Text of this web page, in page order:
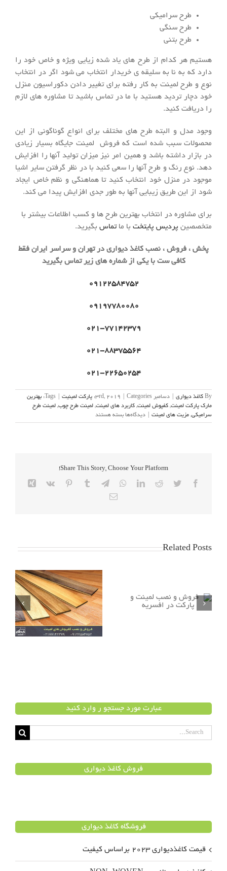
طرح سرامیکی
طرح سنگی
طرح بتنی
هستیم هر کدام از طرح های یاد شده زیایی ویژه و خاص خود را
دارد که به نا به سلیقه ی خریدار انتخاب می شود اگر در انتخاب
نوع و طرح لمینت به کار رفته برای تغییر دادن دکوراسیون منزل
خود دچار تردید هستید با ما در تماس باشید تا مشاوره های لازم
را دریافت کنید.
وجود مدل و البته طرح های مختلف برای انواع گوناگونی از این
محصولات سبب شده است که فروش لمینت جایگاه بسیار زیادی
در بازار داشته باشد و همین امر نیز میزان تولید آنها را افزایش
دهد. نوع رنگ و طرح آنها را سعی کنید با در نظر گرفتن سایر اشیا
موجود در منزل خود انتخاب کنید تا هماهنگی و نظم خاص ایجاد
شود از این طریق زیبایی آنها به طور جدی افزایش پیدا می کند.
برای مشاوره در انتخاب بهترین طرح ها و کسب اطلاعات بیشتر با
متخصصین پردیس پایتخت با ماتماس بگیرید.
پخش ، فروش ، نصب کاغذ دیواری در تهران و سراسر ایران فقط
کافی ست با یکی از شماره های زیر تماس بگیرید
۰۹۱۲۲۵۸۴۷۵۲
۰۹۱۹۷۷۸۰۰۸۰
۰۲۱-۷۷۱۴۲۳۷۹
۰۲۱-۸۸۳۷۵۵۶۴
۰۲۱-۲۲۶۵۰۲۵۴
By کاغذ دیواری دسامبر 3rd, 2019 Categories: پارکت لمینیت Tags:
بهترین
مارک پارکت لمینت, كفپوش لمینت, کاربرد های لمینت, لمینت طرح چوب, لمینت طرح
سرامیکی, مزیت های لمینت دیدگاه‌ها برای
کفپوش
فروش
انواع
لمینت
بسته هستند
Share This Story, Choose Your Platform!
Facebook
Twitter
Reddit
LinkedIn
WhatsApp
Telegram
Tumblr
Pinterest
Vk
Email
Related Posts
فروش و نصب لمینت و
پارکت در افسریه
نکات طلایی در انتخاب پارکت
عبارت مورد جستجو ر وارد کنید
Search
فروش کاغذ دیواری
فروشگاه کاغذ دیواری
قیمت کاغذدیواری ۲۰۲۳ براساس کیفیت